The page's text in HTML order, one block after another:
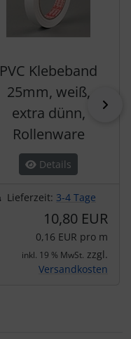
PVC Klebeband
25mm, weiß,
extra dünn,
Rollenware
Details
Lieferzeit: 3-4 Tage
10,80 EUR
0,16 EUR pro m
inkl. 19 % MwSt. zzgl.
Versandkosten